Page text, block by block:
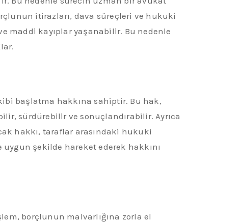
itirazları, dava süreçleri ve hukuki
maddi kayıplar yaşanabilir. Bu nedenle
başlatma hakkına sahiptir. Bu hak,
sürdürebilir ve sonuçlandırabilir. Ayrıca
hakkı, taraflar arasındaki hukuki
şekilde hareket ederek hakkını
borçlunun malvarlığına zorla el